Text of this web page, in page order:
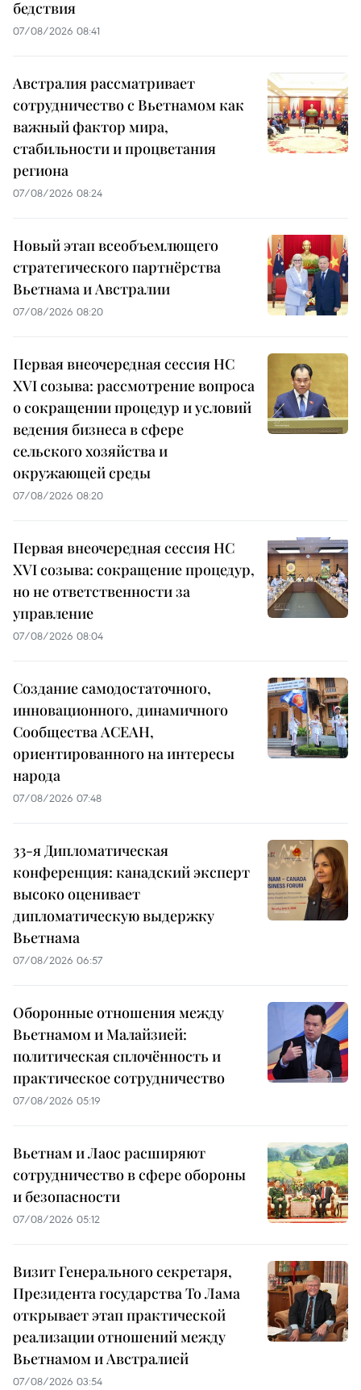
бедствия
07/08/2026 08:41
Австралия рассматривает
сотрудничество с Вьетнамом как
важный фактор мира,
стабильности и процветания
региона
07/08/2026 08:24
Новый этап всеобъемлющего
стратегического партнёрства
Вьетнама и Австралии
07/08/2026 08:20
Первая внеочередная сессия НС
XVI созыва: рассмотрение вопроса
о сокращении процедур и условий
ведения бизнеса в сфере
сельского хозяйства и
окружающей среды
07/08/2026 08:20
Первая внеочередная сессия НС
XVI созыва: сокращение процедур,
но не ответственности за
управление
07/08/2026 08:04
Создание самодостаточного,
инновационного, динамичного
Сообщества АСЕАН,
ориентированного на интересы
народа
07/08/2026 07:48
33-я Дипломатическая
конференция: канадский эксперт
высоко оценивает
дипломатическую выдержку
Вьетнама
07/08/2026 06:57
Оборонные отношения между
Вьетнамом и Малайзией:
политическая сплочённость и
практическое сотрудничество
07/08/2026 05:19
Вьетнам и Лаос расширяют
сотрудничество в сфере обороны
и безопасности
07/08/2026 05:12
Визит Генерального секретаря,
Президента государства То Лама
открывает этап практической
реализации отношений между
Вьетнамом и Австралией
07/08/2026 03:54